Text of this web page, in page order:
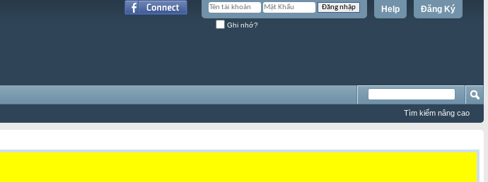
Đăng Ký
Help
Ghi nhớ?
Tìm kiếm nâng cao